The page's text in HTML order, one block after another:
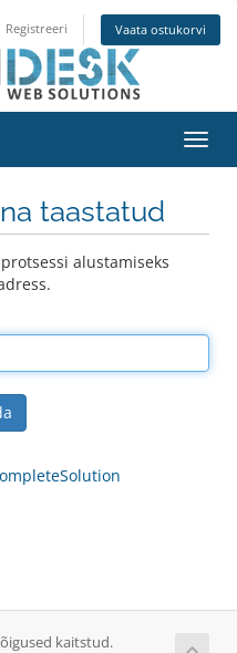
Registreeri Vaata ostukorvi
taastatud
alustamiseks
kaitstud.